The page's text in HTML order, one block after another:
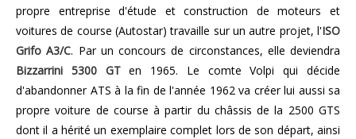
propre entreprise d'étude et construction de moteurs et
voitures de course (Autostar) travaille sur un autre projet, l'ISO
Grifo A3/C. Par un concours de circonstances, elle deviendra
Bizzarrini 5300 GTen 1965. Le comte Volpi qui décide
d'abandonner ATS à la fin de l'année 1962 va créer lui aussi sa
propre voiture de course à partir du châssis de la 2500 GTS
dont il a hérité un exemplaire complet lors de son départ, ainsi